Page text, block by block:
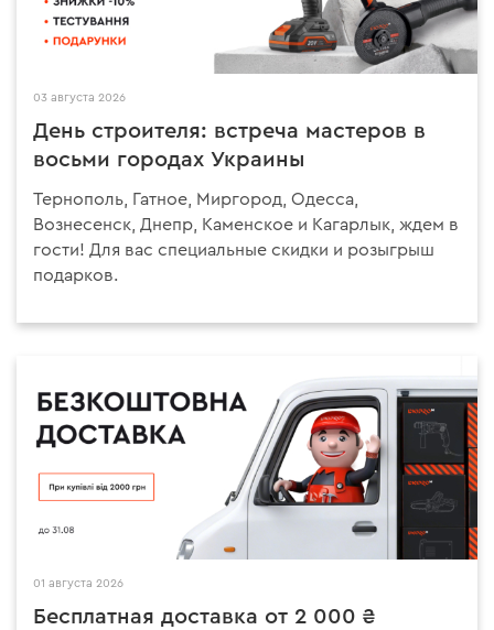
03 августа 2026
День строителя: встреча мастеров в
восьми городах Украины
Тернополь, Гатное, Миргород, Одесса,
Вознесенск, Днепр, Каменское и Кагарлык, ждем в
гости! Для вас специальные скидки и розыгрыш
подарков.
01 августа 2026
Бесплатная доставка от 2 000 ₴